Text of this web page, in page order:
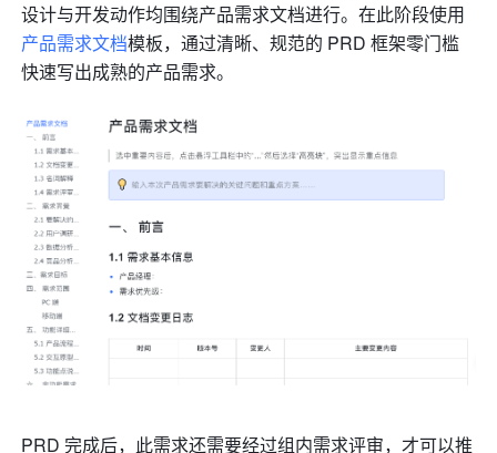
设计与开发动作均围绕产品需求文档进行。在此阶段使用
产品需求文档模板，通过清晰、规范的 PRD 框架零门槛
快速写出成熟的产品需求。
PRD 完成后，此需求还需要经过组内需求评审，才可以推